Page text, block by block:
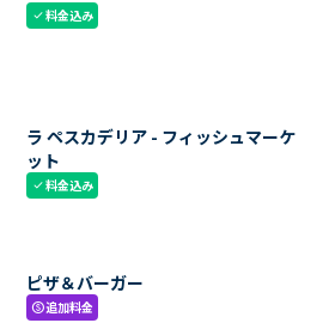
check料金込み
ラ ペスカデリア - フィッシュマーケ
ット
check料金込み
ピザ＆バーガー
paid追加料金